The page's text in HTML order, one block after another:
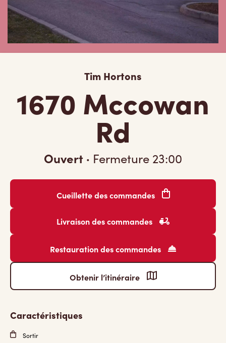
Tim Hortons
1670 Mccowan
Rd
Ouvert · Fermeture 23:00
Cueillette des commandes
Livraison des commandes
Restauration des commandes
Obtenir l’itinéraire
Caractéristiques
Sortir